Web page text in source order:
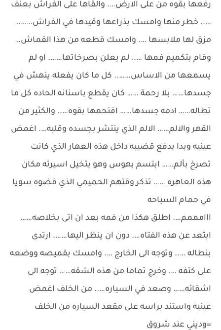
رفعها بقوه من على الارض…. والقاها على الفراش بعنف
….. خطر منها وامسك بذراعها وقيدها في الفراش………
مزق لها ملابسها …. وامسك قطعه من هذا القماش…
وقام بتكميم فمها ….. لم يعلن بصرخاتها……. او لم
يسمعها من الاساس…….. كل ما كان يفعله ينهش في
جسدها…… بلا رحمة …… كان يقطع باسنانه الحاده كل ما
تطاله…… ادمه جسدها…… اقتحمها بقوه….. والكثير من
القهر والالم…… الالم الذي ينتشر بجسده وقلبه…. اغمض
عينيه وبدا يدفع قضيبه داخل هذه العهار الذي كانت
تصرخ بألم…… ابتسم بهوس وهو يتخيل اسيرته مكان
هذه العاهره …… تذكر وقتهم الحميمي الذي قضوه سويا
في حمام السباحه
ااامممم…. اطلق هكذا من فمه بعد ان اتى بخلاصه……
ابتعد عن هذه الفتاه…. دون ان ينظر اليها……. ارتدى
بنطاله ….. وتوجه الى الخارج …. وامسك بقميصه ووضعه
على كتفه …. وخرج تماما من هذه الشقه…… توجه الى
اشقائه…… وصعد في السياره….. من الخلف اغمض
عينيه واستند براسه على مقعد السياره من الخلف
=وديني عند شروق